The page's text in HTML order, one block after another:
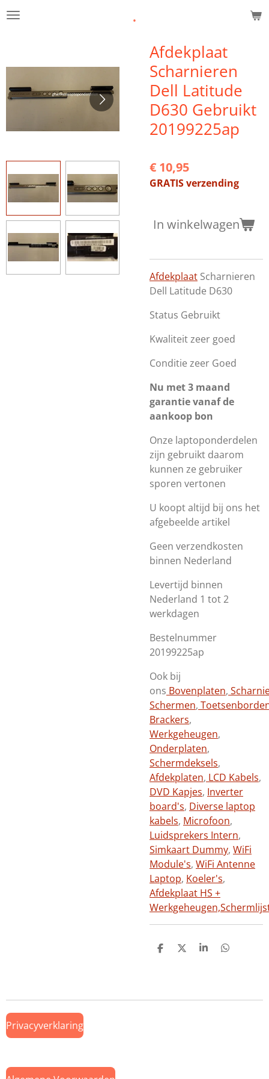
Ga
hoofdinhoud
.
Afdekplaat
Scharnieren
Dell Latitude
D630 Gebruikt
20199225ap
€ 10,95
GRATIS verzending
In winkelwagen
Afdekplaat Scharnieren
Dell Latitude D630
Status Gebruikt
Kwaliteit zeer goed
Conditie zeer Goed
Nu met 3 maand
garantie vanaf de
aankoop bon
Onze laptoponderdelen
zijn gebruikt daarom
kunnen ze gebruiker
sporen vertonen
U koopt altijd bij ons het
afgebeelde artikel
Geen verzendkosten
binnen Nederland
Levertijd binnen
Nederland 1 tot 2
werkdagen
Bestelnummer
20199225ap
Ook bij
ons Bovenplaten,
Schermen,
Brackers,
Werkgeheugen,
Onderplaten,
Schermdeksels,
Afdekplaten, LCD Kabels,
DVD Kapjes, Inverter
board's, Diverse laptop
kabels, Microfoon,
Luidsprekers Intern,
Simkaart Dummy, WiFi
Module's, WiFi Antenne
Laptop, Koeler's,
Afdekplaat HS +
Werkgeheugen,
D
D
S
D
Privacyverklaring